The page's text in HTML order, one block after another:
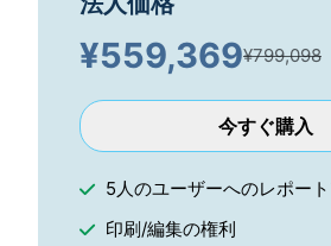
¥559,369¥799,098
今すぐ購入
5人のユーザーへのレポー
印刷/編集の権利